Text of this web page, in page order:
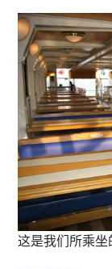
这是我们所乘